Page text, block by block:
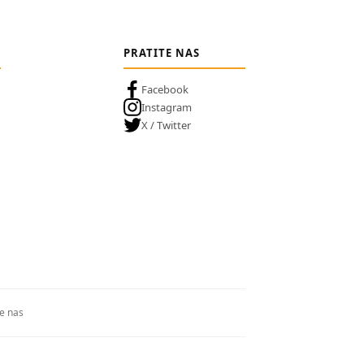
PRATITE NAS
Facebook
Instagram
X / Twitter
nas